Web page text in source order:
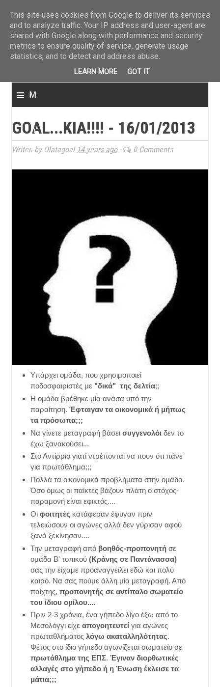
≡ M
n
u
GOAL...ΚΙΑ!!!! - 16/01/2013
Writen by Olatagoal 14 years ago- 0 Comments
Υπάρχει ομάδα, που χρησιμοποιεί
ποδοσφαιριστές με "δικά" της δελτία;;
Η ομάδα βρέθηκε μία ανάσα υπό την
παραίτηση. Έφταιγαν τα οικονομικά ή μήπως
τα πρόσωπα;;;
Να γίνετε μεταγραφή βάσει συγγενολόι δεν το
έχω ξανακούσει...
Στο Αντίρριο γιατί ντρέπονται να πουν ότι πάνε
για πρωτάθλημα;;;
Πολλά τα οικονομικά προβλήματα στην ομάδα.
Όσο όμως οι παίκτες βάζουν πλάτη ο στόχος-
παραμονή είναι εφικτός....
Οι φοιτητές κατάφεραν έφυγαν πριν
τελειώσουν οι αγώνες αλλά δεν γύρισαν αφού
ξανά ξεκίνησαν....
Την μεταγραφή από βοηθός-προπονητήσε
ομάδα Β' τοπικού (Κράνης σε Παντάνασσα)
σας την είχαμε προαναγγείλει εδώ και πολύ
καιρό. Να σας πούμε άλλη μία μεταγραφή. Από
παίχτης, προπονητής σε αντίπαλο σωματείο
του ίδιου ομίλου....
Πριν 2-3 χρόνια, ένα γήπεδο λίγο έξω από το
Μεσολόγγι είχε απογοητευτεί για αγώνες
πρωταθλήματοςλόγω ακαταλληλότητας.
Φέτος στο ίδιο γήπεδο αγωνίζεται σωματείο σε
πρωτάθλημα της ΕΠΣ. Έγιναν διορθωτικές
αλλαγές στο γήπεδο ή η Ένωση έκλεισε τα
μάτια;;;
This site uses cookies from Google to deliver its services
and to analyze traffic. Your IP address and user-agent are
shared with Google along with performance and security
metrics to ensure quality of service, generate usage
statistics, and to detect and address abuse.
LEARN MORE GOT IT